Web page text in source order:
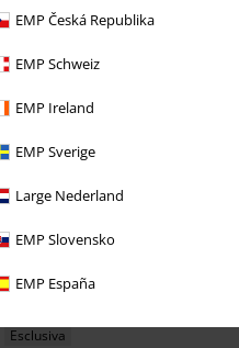
EMP Česká Republika
EMP Schweiz
EMP Ireland
EMP Sverige
Large Nederland
EMP Slovensko
EMP España
Esclusiva